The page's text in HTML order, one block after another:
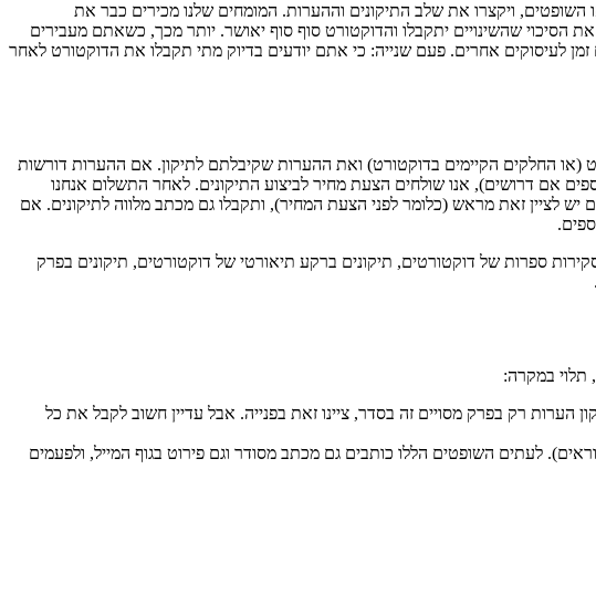
ויקצרו את שלב התיקונים וההערות. המומחים שלנו מכירים כבר את
הסיכוי שהשינויים יתקבלו והדוקטורט סוף סוף יאושר. יותר מכך, כשאתם מעבירים
לעיסוקים אחרים. פעם שנייה: כי אתם יודעים בדיוק מתי תקבלו את הדוקטורט לאחר
(או החלקים הקיימים בדוקטורט) ואת ההערות שקיבלתם לתיקון. אם ההערות דורשות
אם דרושים), אנו שולחים הצעת מחיר לביצוע התיקונים. לאחר התשלום אנחנו
לציין זאת מראש (כלומר לפני הצעת המחיר), ותקבלו גם מכתב מלווה לתיקונים. אם
ספרות של דוקטורטים, תיקונים ברקע תיאורטי של דוקטורטים, תיקונים בפרק
תלוי במקרה:
רק בפרק מסויים זה בסדר, ציינו זאת בפנייה. אבל עדיין חשוב לקבל את כל
לעתים השופטים הללו כותבים גם מכתב מסודר וגם פירוט בגוף המייל, ולפעמים